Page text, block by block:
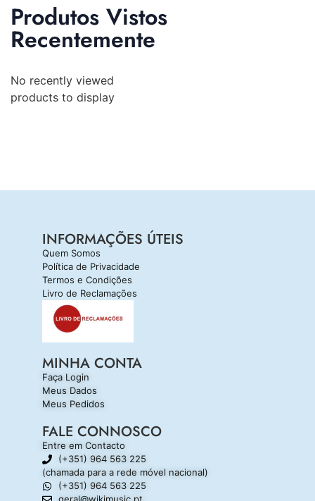
Produtos Vistos
Recentemente
No recently viewed
products to display
INFORMAÇÕES ÚTEIS
Quem Somos
Política de Privacidade
Termos e Condições
Livro de Reclamações
MINHA CONTA
Faça Login
Meus Dados
Meus Pedidos
FALE CONNOSCO
Entre em Contacto
(+351) 964 563 225
(chamada para a rede móvel nacional)
(+351) 964 563 225